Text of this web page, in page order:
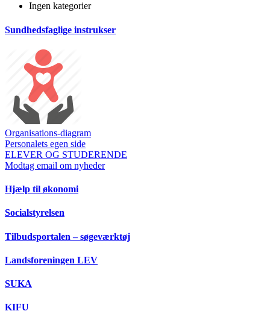
Ingen kategorier
Sundhedsfaglige instrukser
Organisations-diagram
Personalets egen side
ELEVER OG STUDERENDE
Modtag email om nyheder
Hjælp til økonomi
Socialstyrelsen
Tilbudsportalen – søgeværktøj
Landsforeningen LEV
SUKA
KIFU